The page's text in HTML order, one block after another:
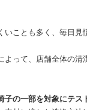
ことも多く、毎日
って、店舗全体の清
子の一部を対象にテス